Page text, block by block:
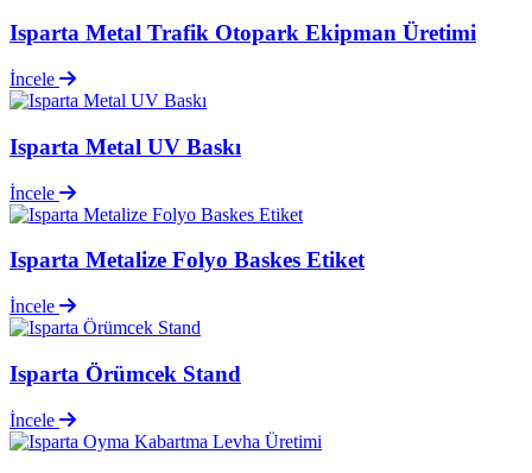
Isparta Metal Trafik Otopark Ekipman Üretimi
İncele
Isparta Metal UV Baskı
İncele
Isparta Metalize Folyo Baskes Etiket
İncele
Isparta Örümcek Stand
İncele